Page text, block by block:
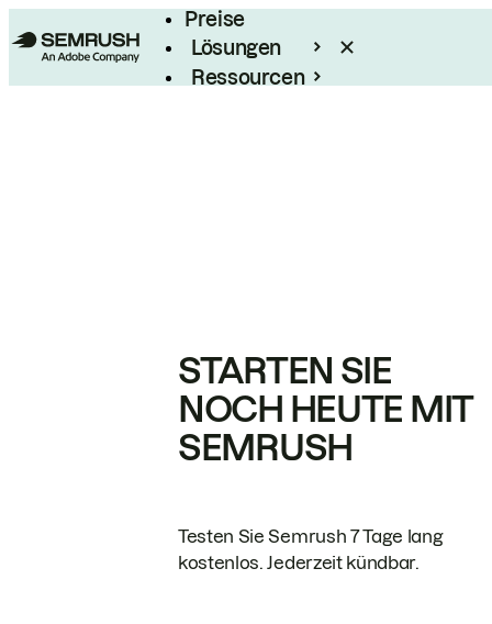
Preise
Lösungen
Ressourcen
STARTEN SIE
NOCH HEUTE MIT
SEMRUSH
Testen Sie Semrush 7 Tage lang
kostenlos. Jederzeit kündbar.